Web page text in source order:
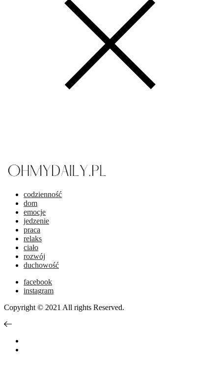
codzienność
dom
emocje
jedzenie
praca
relaks
ciało
rozwój
duchowość
facebook
instagram
Copyright © 2021 All rights Reserved.